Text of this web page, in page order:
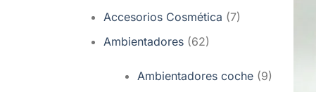
Accesorios Cosmética (7)
Ambientadores (62)
Ambientadores coche (9)